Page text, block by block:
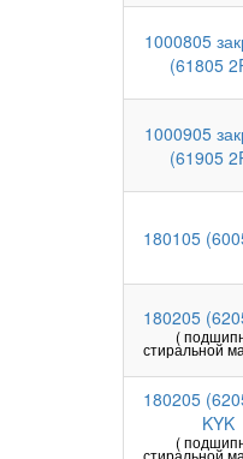
1000805
(61805
1000905
(61905
180105
180205
(
стиральной
180205
KYK
(
стиральной